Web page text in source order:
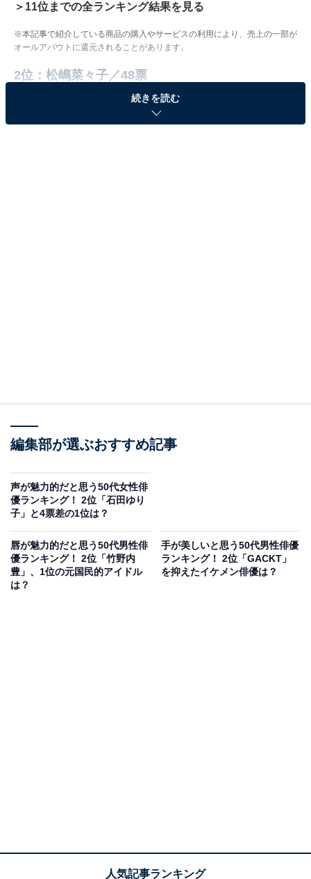
＞11位までの全ランキング結果を見る
※本記事で紹介している商品の購入やサービスの利用により、売上の一部が
オールアバウトに還元されることがあります。
2位：松嶋菜々子／48票
🏃‍♀️#きょうのあんぱん🖌
品なまなざしが横顔の魅力を際立たせ、自然体でありな
がら洗練された印象を残します。静かな場面でもその佇
回答者からは「どこから撮られても美しい顔をされてい
で見ても横顔に華があると思う」（30代女性／宮城
県）、「正面と変わらず横顔もはっきりしていて綺麗」
（30代女性／福岡県）などのコメントがありました。
続きを読む
編集部が選ぶおすすめ記事
声が魅力的だと思う50代女性俳
優ランキング！ 2位「石田ゆり
子」と4票差の1位は？
唇が魅力的だと思う50代男性俳
優ランキング！ 2位「竹野内
豊」、1位の元国民的アイドル
は？
手が美しいと思う50代男性俳優
ランキング！ 2位「GACKT」
を抑えたイケメン俳優は？